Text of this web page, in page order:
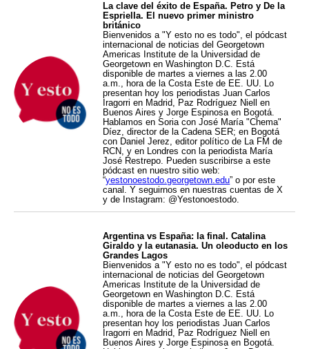
La clave del éxito de España. Petro y De la
Espriella. El nuevo primer ministro
británico
Bienvenidos a "Y esto no es todo", el pódcast
internacional de noticias del Georgetown
Americas Institute de la Universidad de
Georgetown en Washington D.C. Está
disponible de martes a viernes a las 2.00
a.m., hora de la Costa Este de EE. UU. Lo
presentan hoy los periodistas Juan Carlos
Iragorri en Madrid, Paz Rodríguez Niell en
Buenos Aires y Jorge Espinosa en Bogotá.
Hablamos en Soria con José María "Chema"
Díez, director de la Cadena SER; en Bogotá
con Daniel Jerez, editor político de La FM de
RCN, y en Londres con la periodista María
José Restrepo. Pueden suscribirse a este
pódcast en nuestro sitio web:
“yestonoestodo.georgetown.edu” o por este
canal. Y seguirnos en nuestras cuentas de X
y de Instagram: @Yestonoestodo.
Argentina vs España: la final. Catalina
Giraldo y la eutanasia. Un oleoducto en los
Grandes Lagos
Bienvenidos a "Y esto no es todo", el pódcast
internacional de noticias del Georgetown
Americas Institute de la Universidad de
Georgetown en Washington D.C. Está
disponible de martes a viernes a las 2.00
a.m., hora de la Costa Este de EE. UU. Lo
presentan hoy los periodistas Juan Carlos
Iragorri en Madrid, Paz Rodríguez Niell en
Buenos Aires y Jorge Espinosa en Bogotá.